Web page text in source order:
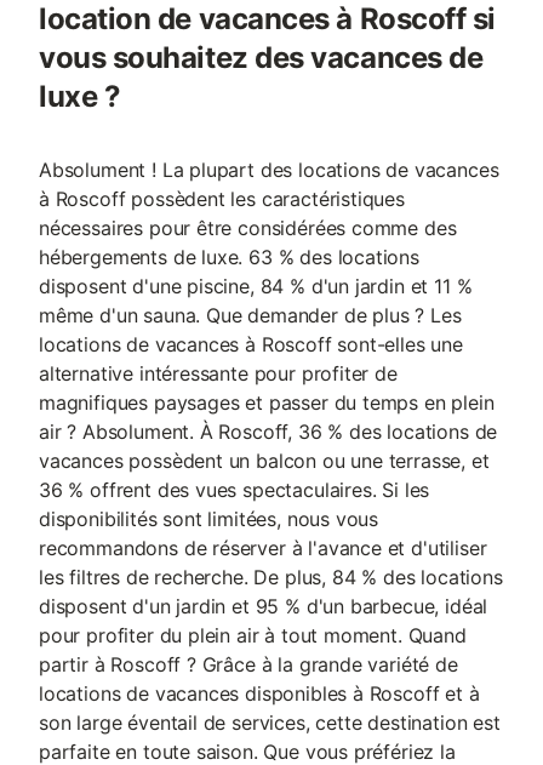
location de vacances à Roscoff si
vous souhaitez des vacances de
luxe ?
Absolument ! La plupart des locations de vacances
à Roscoff possèdent les caractéristiques
nécessaires pour être considérées comme des
hébergements de luxe. 63 % des locations
disposent d'une piscine, 84 % d'un jardin et 11 %
même d'un sauna. Que demander de plus ? Les
locations de vacances à Roscoff sont-elles une
alternative intéressante pour profiter de
magnifiques paysages et passer du temps en plein
air ? Absolument. À Roscoff, 36 % des locations de
vacances possèdent un balcon ou une terrasse, et
36 % offrent des vues spectaculaires. Si les
disponibilités sont limitées, nous vous
recommandons de réserver à l'avance et d'utiliser
les filtres de recherche. De plus, 84 % des locations
disposent d'un jardin et 95 % d'un barbecue, idéal
pour profiter du plein air à tout moment. Quand
partir à Roscoff ? Grâce à la grande variété de
locations de vacances disponibles à Roscoff et à
son large éventail de services, cette destination est
parfaite en toute saison. Que vous préfériez la